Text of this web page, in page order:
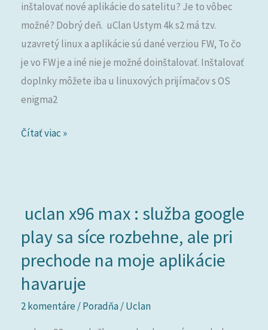
inštalovať nové aplikácie do satelitu? Je to vôbec
možné? Dobrý deň. uClan Ustym 4k s2 má tzv.
uzavretý linux a aplikácie sú dané verziou FW, To čo
je vo FW je a iné nie je možné doinštalovať. Inštalovať
doplnky môžete iba u linuxových prijímačov s OS
enigma2
do
uClan
Ustym
4k
s2
?
Čítať viac »
uclan x96 max : služba google
play sa síce rozbehne, ale pri
prechode na moje aplikácie
havaruje
2 komentáre /Poradňa/Uclan
x96
max
služba
google
play